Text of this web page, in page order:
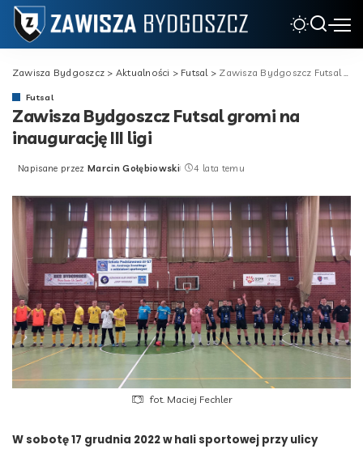
Zawisza Bydgoszcz > Aktualności > Futsal> Zawisza Bydgoszcz Futsal gromi na inaugurację III ligi
Futsal
Zawisza Bydgoszcz Futsal gromi na
inaugurację III ligi
Posted
Napisane przez Marcin Gołębiowski 4 lata temu
fot. Maciej Fechler
W sobotę 17 grudnia 2022 w hali sportowej przy ulicy